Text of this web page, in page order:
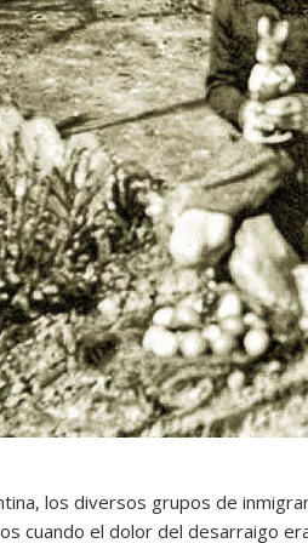
los diversos grupos de
cuando el dolor del desarraigo